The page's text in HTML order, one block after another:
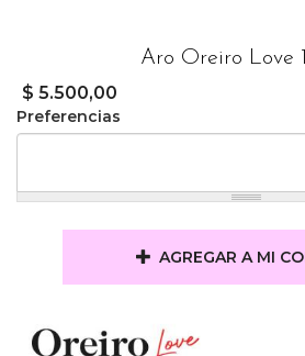
Aro Oreiro Love
$ 5.500,00
Preferencias
AGREGAR A MI